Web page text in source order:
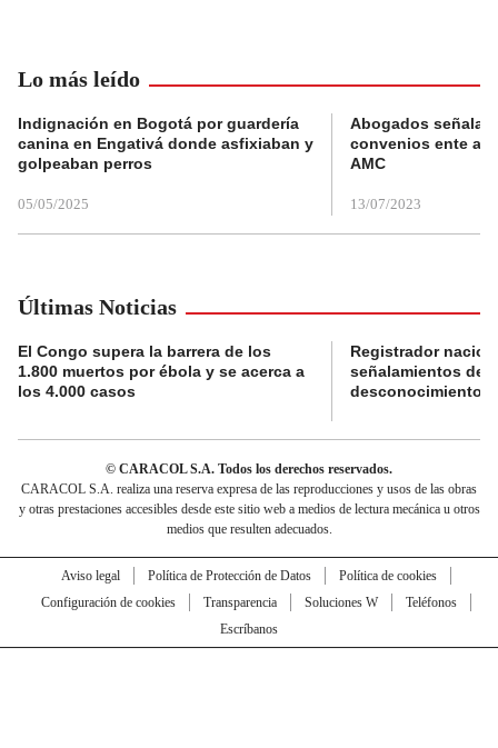
Lo más leído
Indignación en Bogotá por guardería
canina en Engativá donde asfixiaban y
golpeaban perros
05/05/2025
Abogados
convenios ente
AMC
13/07/2023
Últimas Noticias
El Congo supera la barrera de los
1.800 muertos por ébola y se acerca a
los 4.000 casos
Registrador
señalamientos de
desconocimiento
© CARACOL S.A. Todos los derechos reservados.
CARACOL S.A. realiza una reserva expresa de las reproducciones y usos de las obras
y otras prestaciones accesibles desde este sitio web a medios de lectura mecánica u otros
medios que resulten adecuados.
Aviso legal Política de Protección de Datos
Política de cookies
Configuración de cookies
Transparencia Soluciones W
Teléfonos
Escríbanos